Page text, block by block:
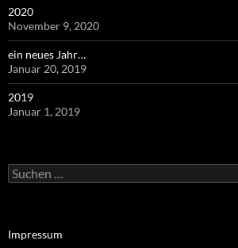
2020
November 9, 2020
ein neues Jahr…
Januar 20, 2019
2019
Januar 1, 2019
Suchen
nach:
Impressum